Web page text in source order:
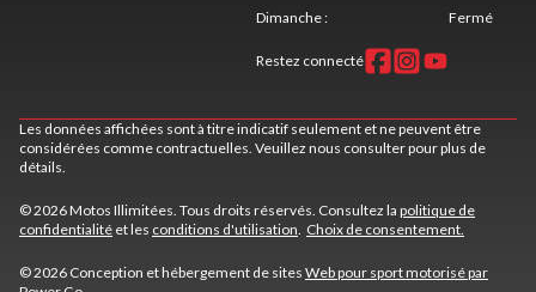
Dimanche: Fermé
Restez connecté
Les données affichées sont à titre indicatif seulement et ne peuvent être
considérées comme contractuelles. Veuillez nous consulter pour plus de
détails.
© 2026 Motos Illimitées. Tous droits réservés. Consultez la politique de
confidentialité et les conditions d'utilisation Choix de consentement.
© 2026 Conception et hébergement de sites Web pour sport motorisé par